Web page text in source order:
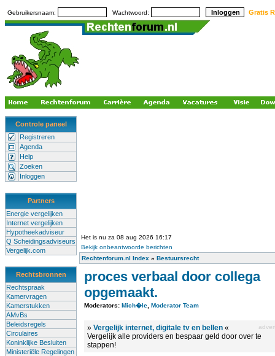
Gebruikersnaam: Wachtwoord: Gratis
Controle paneel
Registreren
Agenda
Help
Zoeken
Inloggen
Partners
Energie vergelijken
Internet vergelijken
Hypotheekadviseur
Q Scheidingsadviseurs
Vergelijk.com
Rechtsbronnen
Rechtspraak
Kamervragen
Kamerstukken
AMvBs
Beleidsregels
Circulaires
Koninklijke Besluiten
Ministeriële Regelingen
Het is nu za 08 aug 2026 16:17
Bekijk onbeantwoorde berichten
Rechtenforum.nl Index » Bestuursrecht
proces verbaal door collega
opgemaakt.
Moderators: Mich�le Moderator Team
» Vergelijk internet, digitale tv en bellen «
Vergelijk alle providers en bespaar geld door over te
stappen!